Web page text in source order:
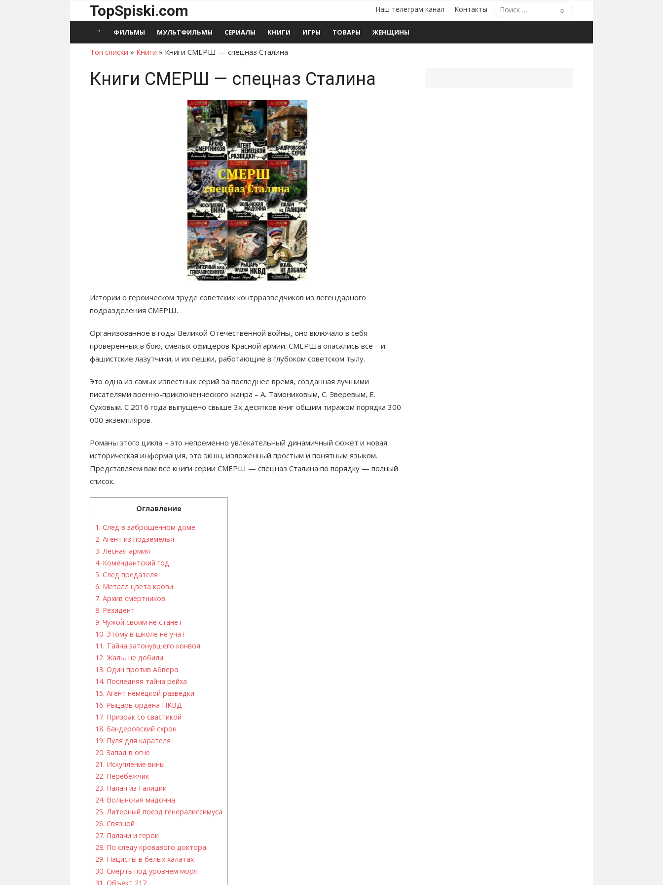
TopSpiski.com
Поиск
по:
Наш телеграм канал Контакты
ФИЛЬМЫ МУЛЬТФИЛЬМЫ СЕРИАЛЫ КНИГИ ИГРЫ ТОВАРЫ ЖЕНЩИНЫ
Топ списки » Книги » Книги СМЕРШ — спецназ Сталина
Книги СМЕРШ — спецназ Сталина
Истории о героическом труде советских контрразведчиков из легендарного
подразделения СМЕРШ.
Организованное в годы Великой Отечественной войны, оно включало в себя
проверенных в бою, смелых офицеров Красной армии. СМЕРШа опасались все – и
фашистские лазутчики, и их пешки, работающие в глубоком советском тылу.
Это одна из самых известных серий за последнее время, созданная лучшими
писателями военно-приключенческого жанра – А. Тамониковым, С. Зверевым, Е.
Суховым. С 2016 года выпущено свыше 3х десятков книг общим тиражом порядка 300
000 экземпляров.
Романы этого цикла – это непременно увлекательный динамичный сюжет и новая
историческая информация, это экшн, изложенный простым и понятным языком.
Представляем вам все книги серии СМЕРШ — спецназ Сталина по порядку — полный
список.
Оглавление
1. След в заброшенном доме
2. Агент из подземелья
3. Лесная армия
4. Комендантский год
5. След предателя
6. Металл цвета крови
7. Архив смертников
8. Резидент
9. Чужой своим не станет
10. Этому в школе не учат
11. Тайна затонувшего конвоя
12. Жаль, не добили
13. Один против Абвера
14. Последняя тайна рейха
15. Агент немецкой разведки
16. Рыцарь ордена НКВД
17. Призрак со свастикой
18. Бандеровский схрон
19. Пуля для карателя
20. Запад в огне
21. Искупление вины
22. Перебежчик
23. Палач из Галиции
24. Волынская мадонна
25. Литерный поезд генералиссимуса
26. Связной
27. Палачи и герои
28. По следу кровавого доктора
29. Нацисты в белых халатах
30. Смерть под уровнем моря
31. Объект 217